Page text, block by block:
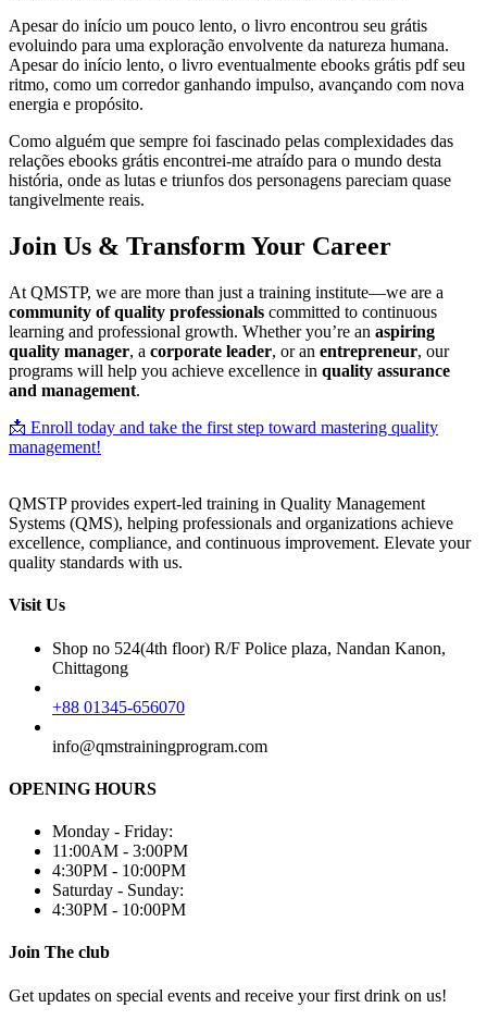
Apesar do início um pouco lento, o livro encontrou seu grátis
evoluindo para uma exploração envolvente da natureza humana.
Apesar do início lento, o livro eventualmente ebooks grátis pdf seu
ritmo, como um corredor ganhando impulso, avançando com nova
energia e propósito.
Como alguém que sempre foi fascinado pelas complexidades das
relações ebooks grátis encontrei-me atraído para o mundo desta
história, onde as lutas e triunfos dos personagens pareciam quase
tangivelmente reais.
Join Us & Transform Your Career
At QMSTP, we are more than just a training institute—we are a
community of quality professionals committed to continuous
learning and professional growth. Whether you’re an aspiring
quality manager, a corporate leader, or an entrepreneur, our
programs will help you achieve excellence in quality assurance
and management.
📩 Enroll today and take the first step toward mastering quality
management!
QMSTP provides expert-led training in Quality Management
Systems (QMS), helping professionals and organizations achieve
excellence, compliance, and continuous improvement. Elevate your
quality standards with us.
Visit Us
Shop no 524(4th floor) R/F Police plaza, Nandan Kanon,
Chittagong
+88 01345-656070
info@qmstrainingprogram.com
OPENING HOURS
Monday - Friday:
11:00AM - 3:00PM
4:30PM - 10:00PM
Saturday - Sunday:
4:30PM - 10:00PM
Join The club
Get updates on special events and receive your first drink on us!